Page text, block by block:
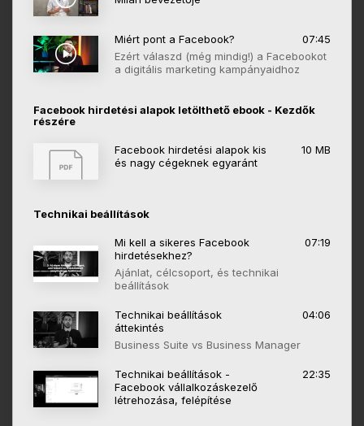
Miért pont a Facebook?
07:45
Ezért válaszd (még mindig!) a Facebookot
a digitális marketing kampányaidhoz
Facebook hirdetési alapok letölthető ebook - Kezdők
részére
Facebook hirdetési alapok kis
és nagy cégeknek egyaránt
10 MB
Technikai beállítások
Mi kell a sikeres Facebook
hirdetésekhez?
07:19
Ajánlat, célcsoport, és technikai
beállítások
Technikai beállítások
áttekintés
04:06
Business Suite vs Business Manager
Technikai beállítások -
Facebook vállalkozáskezelő
létrehozása, felépítése
22:35